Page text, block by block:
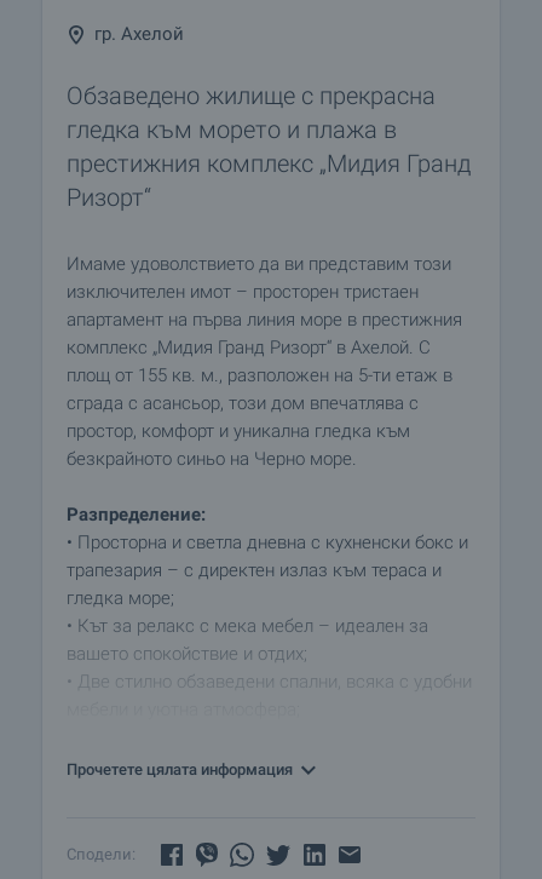
гр. Ахелой
Обзаведено жилище с прекрасна
гледка към морето и плажа в
престижния комплекс „Мидия Гранд
Ризорт“
Имаме удоволствието да ви представим този
изключителен имот – просторен тристаен
апартамент на първа линия море в престижния
комплекс „Мидия Гранд Ризорт“ в Ахелой. С
площ от 155 кв. м., разположен на 5-ти етаж в
сграда с асансьор, този дом впечатлява с
простор, комфорт и уникална гледка към
безкрайното синьо на Черно море.
Разпределение:
• Просторна и светла дневна с кухненски бокс и
трапезария – с директен излаз към тераса и
гледка море;
• Кът за релакс с мека мебел – идеален за
вашето спокойствие и отдих;
• Две стилно обзаведени спални, всяка с удобни
• Два балкона – с панорама към морето и
Апартаментът е напълно обзаведен и оборудван,
Прочетете цялата информация
Сподели: